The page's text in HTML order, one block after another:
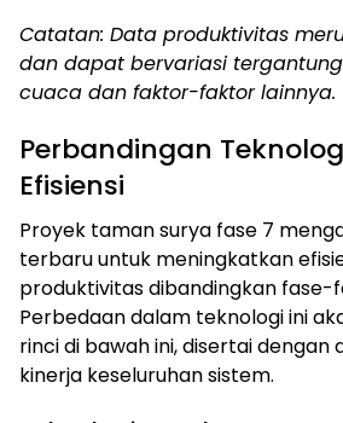
Catatan: Data produktivitas
dan dapat bervariasi
cuaca dan faktor-faktor lainnya.
Perbandingan
Efisiensi
Proyek taman surya fase 7
terbaru untuk meningkatkan
produktivitas dibandingkan fase-
Perbedaan dalam teknologi ini
rinci di bawah ini, disertai
kinerja keseluruhan sistem.